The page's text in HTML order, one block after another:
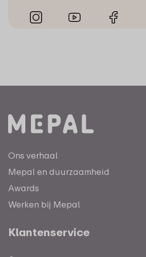
Ons verhaal
Mepal en duurzaamheid
Awards
Werken bij Mepal
Klantenservice